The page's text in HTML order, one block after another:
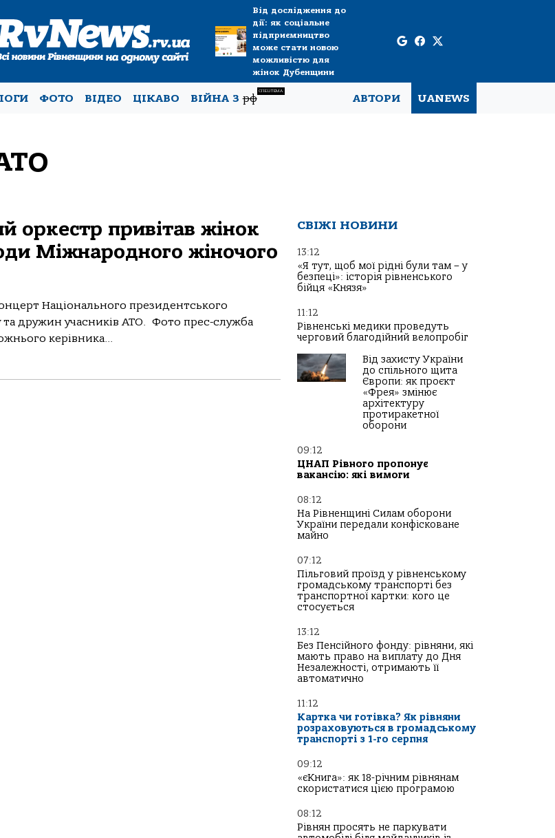
Від дослідження до
дії: як соціальне
підприємництво
може стати новою
можливістю для
жінок Дубенщини
ФОТО ВІДЕО ЦІКАВО ВІЙНА Зрф
СПЕЦТЕМА
АВТОРИ UANEWS
оркестр привітав жінок
Міжнародного жіночого
Національного президентського
та дружин учасників АТО. Фото прес-служба
керівника...
СВІЖІ НОВИНИ
13:12
«Я тут, щоб мої рідні були там – у
безпеці»: історія рівненського
бійця «Князя»
11:12
Рівненські медики проведуть
черговий благодійний велопробіг
Від захисту України
до спільного щита
Європи: як проєкт
«Фрея» змінює
архітектуру
протиракетної
оборони
09:12
ЦНАП Рівного пропонує
вакансію: які вимоги
08:12
На Рівненщині Силам оборони
України передали конфісковане
майно
07:12
Пільговий проїзд у рівненському
громадському транспорті без
транспортної картки: кого це
стосується
13:12
Без Пенсійного фонду: рівняни, які
мають право на виплату до Дня
Незалежності, отримають її
автоматично
11:12
Картка чи готівка? Як рівняни
розраховуються в громадському
транспорті з 1-го серпня
09:12
«єКнига»: як 18-річним рівнянам
скористатися цією програмою
08:12
Рівнян просять не паркувати